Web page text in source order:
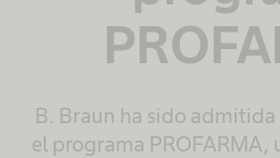
B. Braun ha sido
el programa PROFARMA,